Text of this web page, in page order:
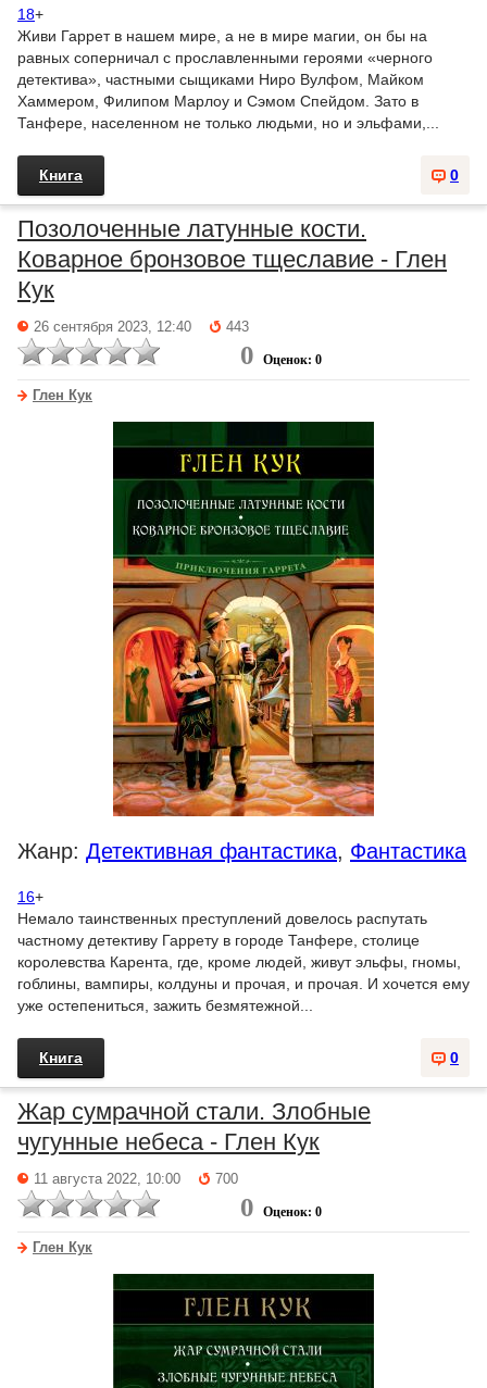
18+
Живи Гаррет в нашем мире, а не в мире магии, он бы на
равных соперничал с прославленными героями «черного
детектива», частными сыщиками Ниро Вулфом, Майком
Хаммером, Филипом Марлоу и Сэмом Спейдом. Зато в
Танфере, населенном не только людьми, но и эльфами,...
0
Книга
Позолоченные латунные кости.
Коварное бронзовое тщеславие - Глен
Кук
26 сентября 2023, 12:40 443
0 Оценок: 0
Глен Кук
Жанр: Детективная фантастика, Фантастика
16+
Немало таинственных преступлений довелось распутать
частному детективу Гаррету в городе Танфере, столице
королевства Карента, где, кроме людей, живут эльфы, гномы,
гоблины, вампиры, колдуны и прочая, и прочая. И хочется ему
уже остепениться, зажить безмятежной...
0
Книга
Жар сумрачной стали. Злобные
чугунные небеса - Глен Кук
11 августа 2022, 10:00 700
0 Оценок: 0
Глен Кук